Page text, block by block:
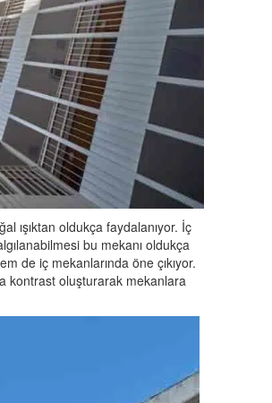
ışıktan oldukça faydalanıyor. İç
bu mekanı oldukça
de iç mekanlarında öne çıkıyor.
kontrast oluşturarak mekanlara